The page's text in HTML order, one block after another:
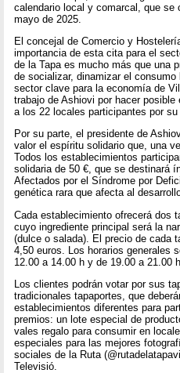
calendario local y comarcal, que se
mayo de 2025.
El concejal de Comercio y
importancia de esta cita para el
de la Tapa es mucho más que una
de socializar, dinamizar el
sector clave para la economía de
trabajo de Ashiovi por hacer
a los 22 locales participantes por
Por su parte, el presidente de
valor el espíritu solidario que, una
Todos los establecimientos
solidaria de 50 €, que se destinará
Afectados por el Síndrome por
genética rara que afecta al
Cada establecimiento ofrecerá dos
cuyo ingrediente principal será la
(dulce o salada). El precio de cada
4,50 euros. Los horarios generales
12.00 a 14.00 h y de 19.00 a 21.00 h.
Los clientes podrán votar por sus
tradicionales tapaportes, que
establecimientos diferentes para
premios: un lote especial de
vales regalo para consumir en
especiales para las mejores
sociales de la Ruta
Televisió.